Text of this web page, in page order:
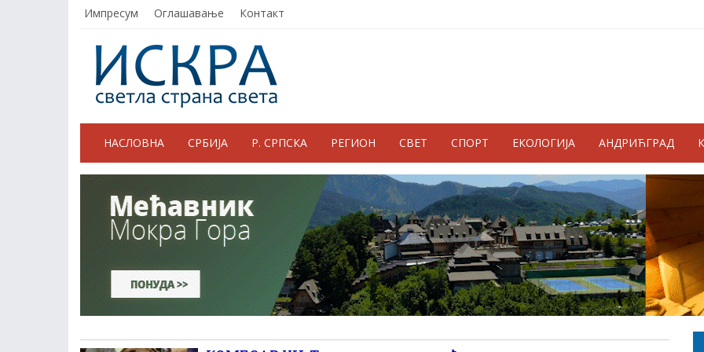
Импресум Оглашавање Контакт
НАСЛОВНА СРБИЈА Р. СРПСКА РЕГИОН СВЕТ СПОРТ ЕКОЛОГИЈА АНДРИЋГРАД